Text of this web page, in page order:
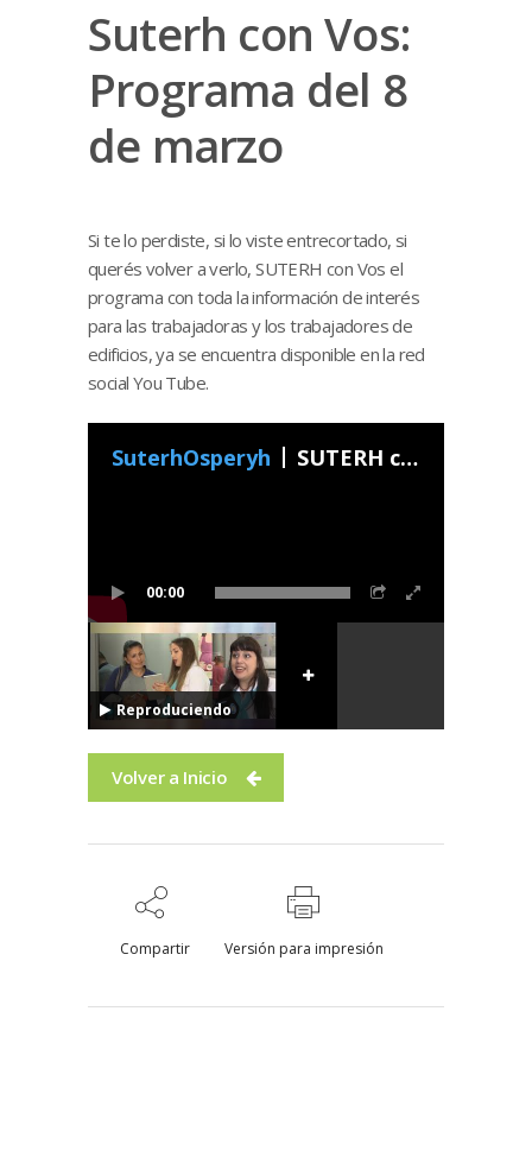
Suterh con Vos:
Programa del 8
de marzo
Si te lo perdiste, si lo viste entrecortado, si
querés volver a verlo, SUTERH con Vos el
programa con toda la información de interés
para las trabajadoras y los trabajadores de
edificios, ya se encuentra disponible en la red
social You Tube.
00:00
SuterhOsperyh SUTERH con Vos - Programa 10 2020
Reproduciendo
Volver a Inicio
Compartir Versión para impresión